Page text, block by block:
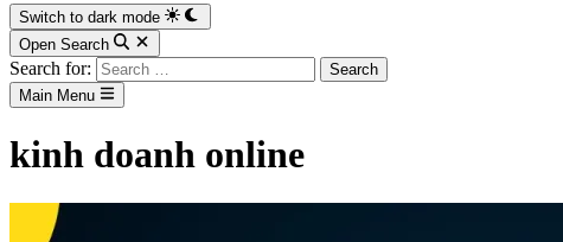
Switch to dark mode
Open Search
Search for:
Main Menu
kinh doanh online